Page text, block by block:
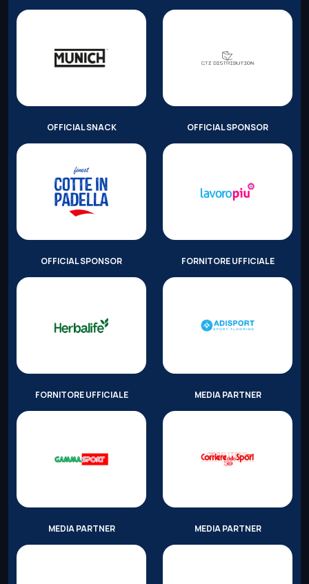
OFFICIAL SNACK OFFICIAL SPONSOR
OFFICIAL SPONSOR FORNITORE UFFICIALE
FORNITORE UFFICIALE MEDIA PARTNER
MEDIA PARTNER MEDIA PARTNER